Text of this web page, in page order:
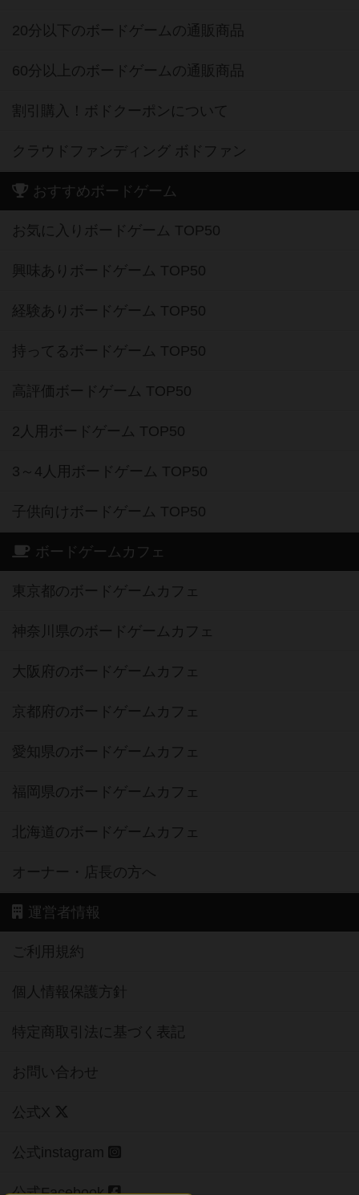
20分以下のボードゲームの通販商品
60分以上のボードゲームの通販商品
割引購入！ボドクーポンについて
クラウドファンディング ボドファン
おすすめボードゲーム
お気に入りボードゲーム TOP50
興味ありボードゲーム TOP50
経験ありボードゲーム TOP50
持ってるボードゲーム TOP50
高評価ボードゲーム TOP50
2人用ボードゲーム TOP50
3～4人用ボードゲーム TOP50
子供向けボードゲーム TOP50
ボードゲームカフェ
東京都のボードゲームカフェ
神奈川県のボードゲームカフェ
大阪府のボードゲームカフェ
京都府のボードゲームカフェ
愛知県のボードゲームカフェ
福岡県のボードゲームカフェ
北海道のボードゲームカフェ
オーナー・店長の方へ
運営者情報
ご利用規約
個人情報保護方針
特定商取引法に基づく表記
お問い合わせ
公式X
公式instagram